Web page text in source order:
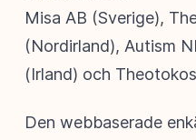
Misa AB (Sverige),
(Nordirland), Autism
(Irland) och
Den webbaserade